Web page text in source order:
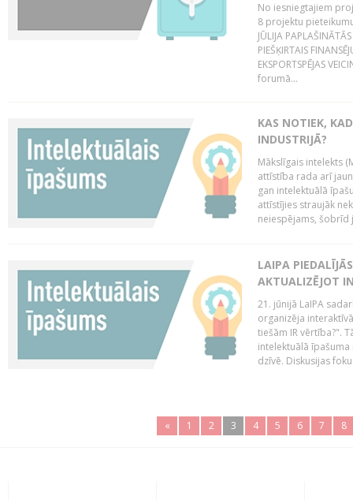
No iesniegtajiem
8 projektu
JŪLIJA
PIEŠĶIRTAIS
EKSPORTSPĒJAS
forumā...
KAS NOTIEK,
INDUSTRIJĀ?
Mākslīgais intelekts
attīstība rada arī
gan intelektuālā
attīstījies straujāk
neiespējams, šobrīd
LAIPA
AKTUALIZĒJOT
21. jūnijā LaIPA
organizēja
tiešām IR vērtība?".
intelektuālā
dzīvē. Diskusijas
« 1 2 3 4 5 6 7 8